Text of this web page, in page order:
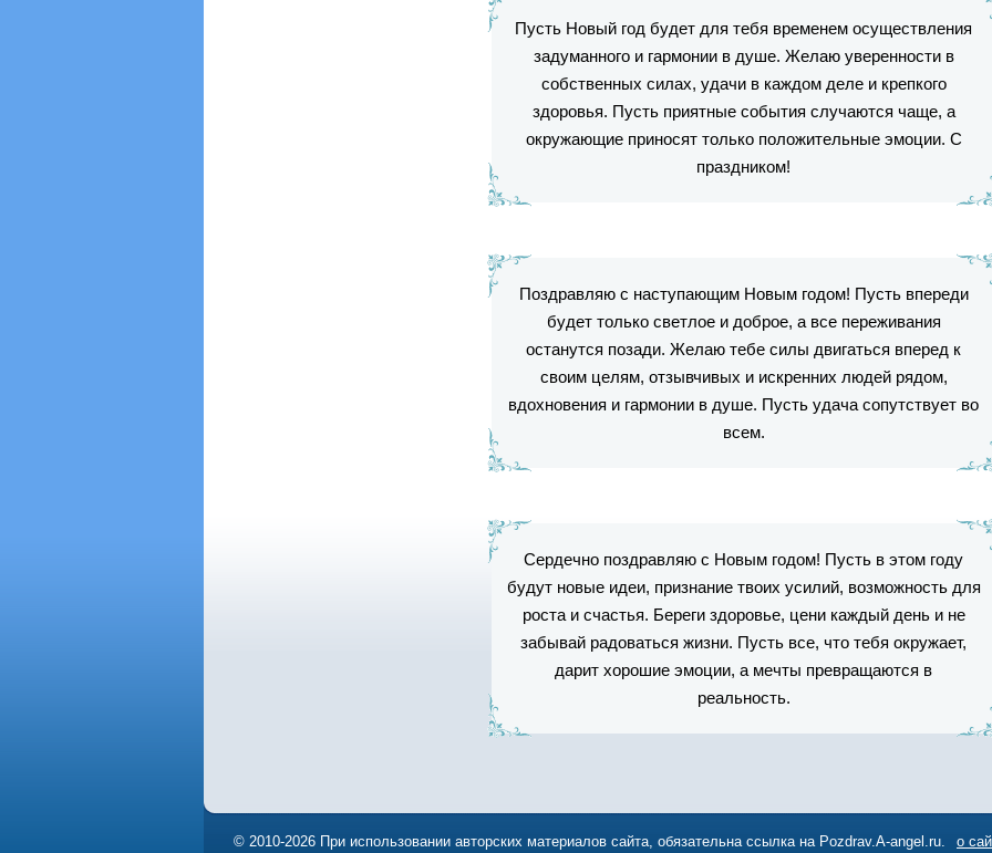
Пусть Новый год будет для тебя временем осуществления
задуманного и гармонии в душе. Желаю уверенности в
собственных силах, удачи в каждом деле и крепкого
здоровья. Пусть приятные события случаются чаще, а
окружающие приносят только положительные эмоции. С
праздником!
Поздравляю с наступающим Новым годом! Пусть впереди
будет только светлое и доброе, а все переживания
останутся позади. Желаю тебе силы двигаться вперед к
своим целям, отзывчивых и искренних людей рядом,
вдохновения и гармонии в душе. Пусть удача сопутствует во
всем.
Сердечно поздравляю с Новым годом! Пусть в этом году
будут новые идеи, признание твоих усилий, возможность для
роста и счастья. Береги здоровье, цени каждый день и не
забывай радоваться жизни. Пусть все, что тебя окружает,
дарит хорошие эмоции, а мечты превращаются в
реальность.
© 2010-2026 При использовании авторских материалов сайта, обязательна ссылка на Pozdrav.A-angel.ru. о